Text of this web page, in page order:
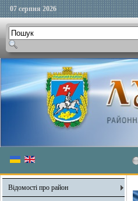
07 серпня 2026
Відомості про район